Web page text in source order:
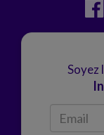
Soyez